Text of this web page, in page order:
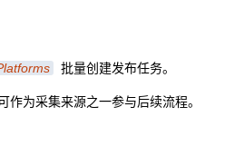
批量创建发布任务。
为采集来源之一参与后续流程。